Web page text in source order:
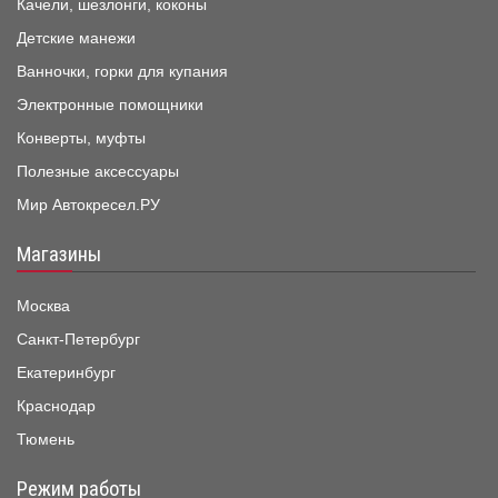
Качели, шезлонги, коконы
Детские манежи
Ванночки, горки для купания
Электронные помощники
Конверты, муфты
Полезные аксессуары
Мир Автокресел.РУ
Магазины
Москва
Санкт-Петербург
Екатеринбург
Краснодар
Тюмень
Режим работы